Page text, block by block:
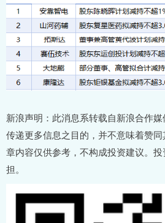
新浪声明：此消息系转载自新浪合作
传递更多信息之目的，并不意味着赞
章内容仅供参考，不构成投资建议。
担。